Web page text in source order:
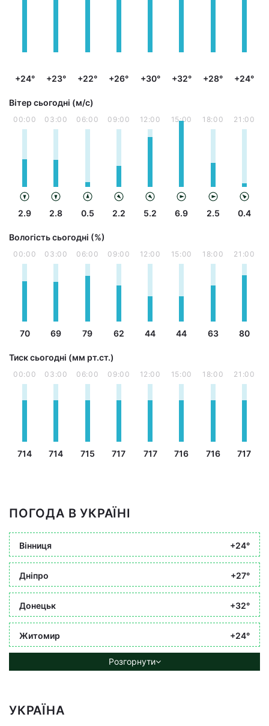
+24° +23° +22° +26° +30° +32° +28° +24°
Вітер сьогодні (м/с)
00:00
2.9
03:00
2.8
06:00
0.5
09:00
2.2
12:00
5.2
15:00
6.9
18:00
2.5
21:00
0.4
Вологість сьогодні (%)
00:00
70
03:00
69
06:00
79
09:00
62
12:00
44
15:00
44
18:00
63
21:00
80
Тиск сьогодні (мм рт.ст.)
00:00
714
03:00
714
06:00
715
09:00
717
12:00
717
15:00
716
18:00
716
21:00
717
ПОГОДА В УКРАЇНІ
Вінниця +24°
Дніпро +27°
Донецьк +32°
Житомир +24°
Розгорнути
УКРАЇНА